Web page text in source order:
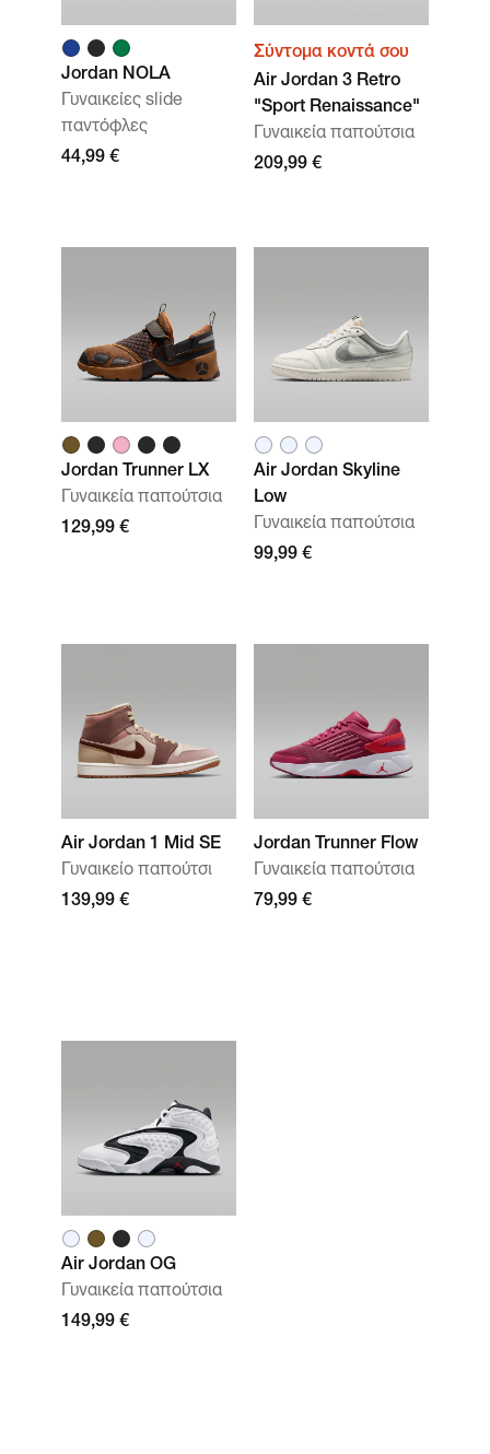
Jordan NOLA
Γυναικείες slide
παντόφλες
44,99 €
Σύντομα κοντά σου
Air Jordan 3 Retro
"Sport Renaissance"
Γυναικεία παπούτσια
209,99 €
Jordan Trunner LX
Γυναικεία παπούτσια
129,99 €
Air Jordan Skyline
Low
Γυναικεία παπούτσια
99,99 €
Air Jordan 1 Mid SE
Γυναικείο παπούτσι
139,99 €
Jordan Trunner Flow
Γυναικεία παπούτσια
79,99 €
Air Jordan OG
Γυναικεία παπούτσια
149,99 €